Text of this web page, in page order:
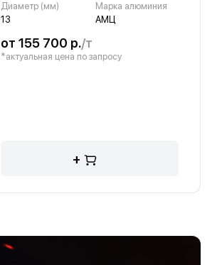
Диаметр (мм)
13
Марка алюминия
АМЦ
от 155 700 р./т
*актуальная цена по запросу
+